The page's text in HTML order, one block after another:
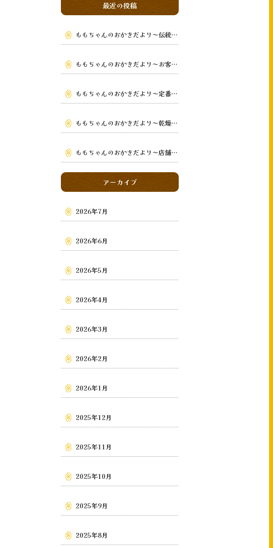
最近の投稿
ももちゃんのおかきだより～伝統の味を次の世代へ～
ももちゃんのおかきだより～お客様の手元まで～
ももちゃんのおかきだより～定番から季節限定まで～
ももちゃんのおかきだより～乾燥・鉄板手焼き
ももちゃんのおかきだより～店舗・通販・地域～
アーカイブ
2026年7月
2026年6月
2026年5月
2026年4月
2026年3月
2026年2月
2026年1月
2025年12月
2025年11月
2025年10月
2025年9月
2025年8月